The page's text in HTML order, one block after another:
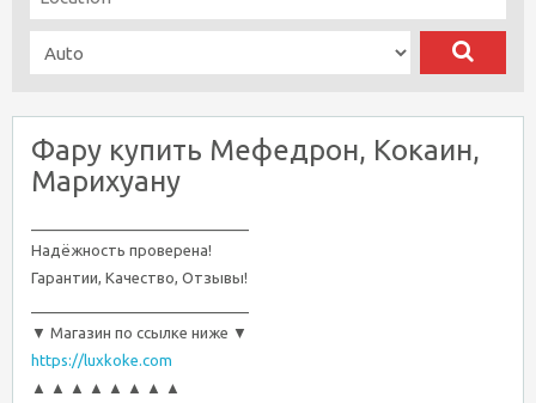
Фару купить Мефедрон, Кокаин,
Марихуану
Надёжность проверена!
Гарантии, Качество, Отзывы!
▼ Магазин по ссылке ниже ▼
https://luxkoke.com
▲ ▲ ▲ ▲ ▲ ▲ ▲ ▲